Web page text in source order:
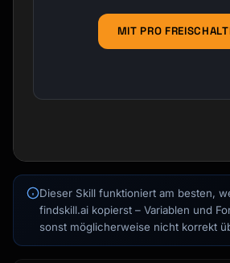
MIT PRO
Dieser Skill funktioniert am besten,
findskill.ai kopierst – Variablen und
sonst möglicherweise nicht korrekt
Kai
Kursfinder · für dich da